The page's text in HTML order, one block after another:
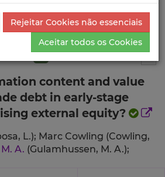
Descrição Detalhada da
content and value
debt in early-stage
external equity?
L.); Marc Cowling (Cowling,
A. (Gulamhussen, M. A.);
Rejeitar Cookies não essenciais
Aceitar todos os Cookies